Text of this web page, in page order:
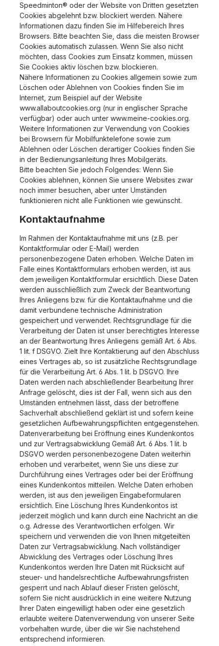
Speedminton® oder der Website von Dritten gesetzten
Cookies abgelehnt bzw. blockiert werden. Nähere
Informationen dazu finden Sie im Hilfebereich Ihres
Browsers. Bitte beachten Sie, dass die meisten Browser
Cookies automatisch zulassen. Wenn Sie also nicht
möchten, dass Cookies zum Einsatz kommen, müssen
Sie Cookies aktiv löschen bzw. blockieren.
Nähere Informationen zu Cookies allgemein sowie zum
Löschen oder Ablehnen von Cookies finden Sie im
Internet, zum Beispiel auf der Website
www.allaboutcookies.org (nur in englischer Sprache
verfügbar) oder auch unter www.meine-cookies.org.
Weitere Informationen zur Verwendung von Cookies
bei Browsern für Mobilfunktelefone sowie zum
Ablehnen oder Löschen derartiger Cookies finden Sie
in der Bedienungsanleitung Ihres Mobilgeräts.
Bitte beachten Sie jedoch Folgendes: Wenn Sie
Cookies ablehnen, können Sie unsere Websites zwar
noch immer besuchen, aber unter Umständen
funktionieren nicht alle Funktionen wie gewünscht.
Kontaktaufnahme
Im Rahmen der Kontaktaufnahme mit uns (z.B. per
Kontaktformular oder E-Mail) werden
personenbezogene Daten erhoben. Welche Daten im
Falle eines Kontaktformulars erhoben werden, ist aus
dem jeweiligen Kontaktformular ersichtlich. Diese Daten
werden ausschließlich zum Zweck der Beantwortung
Ihres Anliegens bzw. für die Kontaktaufnahme und die
damit verbundene technische Administration
gespeichert und verwendet. Rechtsgrundlage für die
Verarbeitung der Daten ist unser berechtigtes Interesse
an der Beantwortung Ihres Anliegens gemäß Art. 6 Abs.
1 lit. f DSGVO. Zielt Ihre Kontaktierung auf den Abschluss
eines Vertrages ab, so ist zusätzliche Rechtsgrundlage
für die Verarbeitung Art. 6 Abs. 1 lit. b DSGVO. Ihre
Daten werden nach abschließender Bearbeitung Ihrer
Anfrage gelöscht, dies ist der Fall, wenn sich aus den
Umständen entnehmen lässt, dass der betroffene
Sachverhalt abschließend geklärt ist und sofern keine
gesetzlichen Aufbewahrungspflichten entgegenstehen.
Datenverarbeitung bei Eröffnung eines Kundenkontos
und zur Vertragsabwicklung Gemäß Art. 6 Abs. 1 lit. b
DSGVO werden personenbezogene Daten weiterhin
erhoben und verarbeitet, wenn Sie uns diese zur
Durchführung eines Vertrages oder bei der Eröffnung
eines Kundenkontos mitteilen. Welche Daten erhoben
werden, ist aus den jeweiligen Eingabeformularen
ersichtlich. Eine Löschung Ihres Kundenkontos ist
jederzeit möglich und kann durch eine Nachricht an die
o.g. Adresse des Verantwortlichen erfolgen. Wir
speichern und verwenden die von Ihnen mitgeteilten
Daten zur Vertragsabwicklung. Nach vollständiger
Abwicklung des Vertrages oder Löschung Ihres
Kundenkontos werden Ihre Daten mit Rücksicht auf
steuer- und handelsrechtliche Aufbewahrungsfristen
gesperrt und nach Ablauf dieser Fristen gelöscht,
sofern Sie nicht ausdrücklich in eine weitere Nutzung
Ihrer Daten eingewilligt haben oder eine gesetzlich
erlaubte weitere Datenverwendung von unserer Seite
vorbehalten wurde, über die wir Sie nachstehend
entsprechend informieren.